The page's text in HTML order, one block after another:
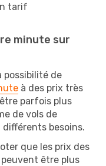
tarif
minute sur
possibilité de
à des prix très
parfois plus
de vols de
besoins.
que les prix des
être plus